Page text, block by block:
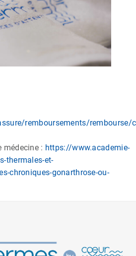
remboursements/rembourse/
médecine : https://www.academie-
thermales-et-
chroniques-gonarthrose-ou-